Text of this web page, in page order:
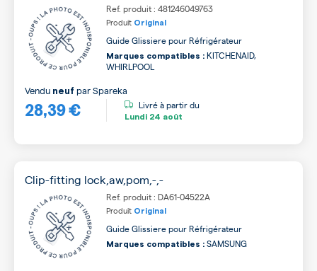
Ref. produit : 481246049763
Produit Original
Guide Glissiere pour Réfrigérateur
Marques compatibles : KITCHENAID,
WHIRLPOOL
28,39 €
Vendu neuf parSpareka
Livré à partir du
Lundi 24 août
Clip-fitting lock,aw,pom,-,-
Ref. produit : DA61-04522A
Produit Original
Guide Glissiere pour Réfrigérateur
Marques compatibles : SAMSUNG